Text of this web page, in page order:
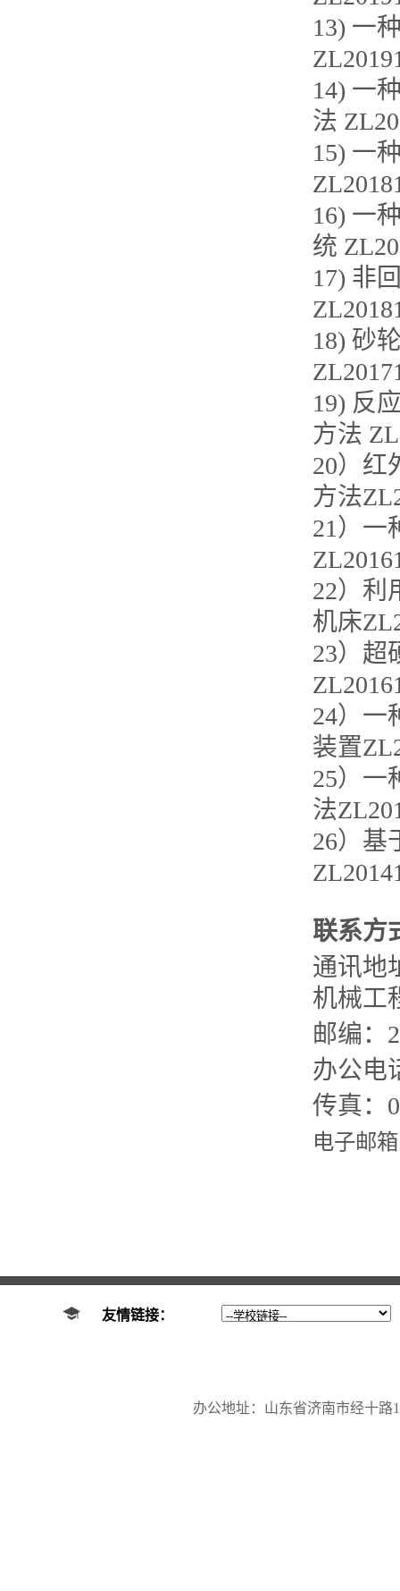
13) 一
14) 一
法
15) 一
16) 一
统
17) 非
18) 砂
19) 反
方法
20）红
方法
21）一
22）利
机床
23）超
24）一
装置
25）一
法
26）基
联系方
通讯地
机械工
邮编：
办公电
传真：
电子邮
友情链接：
办公地址：山东省济南市经十路